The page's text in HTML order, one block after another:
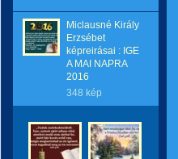
Miclausné Király
Erzsébet
képreirásai : IGE
A MAI NAPRA
2016
348 kép